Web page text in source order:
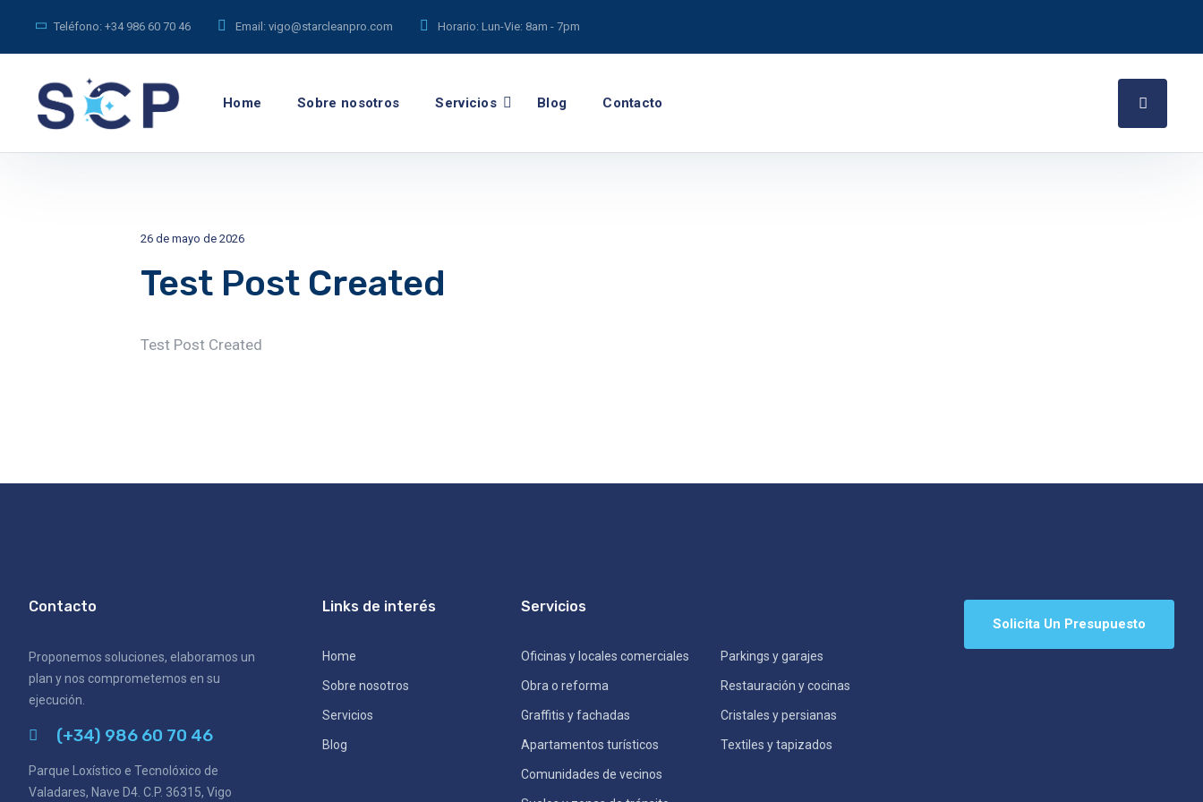
Teléfono: +34 986 60 70 46 Email: vigo@starcleanpro.com Horario: Lun-Vie: 8am - 7pm
Home Sobre nosotros Servicios Blog Contacto
26 de mayo de 2026
Test Post Created
Test Post Created
Contacto
Proponemos soluciones, elaboramos un
plan y nos comprometemos en su
ejecución.
(+34) 986 60 70 46
Parque Loxístico e Tecnolóxico de
Valadares, Nave D4. C.P. 36315, Vigo
Links de interés
Home
Sobre nosotros
Servicios
Blog
Servicios
Oficinas y locales comerciales
Obra o reforma
Graffitis y fachadas
Apartamentos turísticos
Comunidades de vecinos
Parkings y garajes
Restauración y cocinas
Cristales y persianas
Textiles y tapizados
Solicita Un Presupuesto